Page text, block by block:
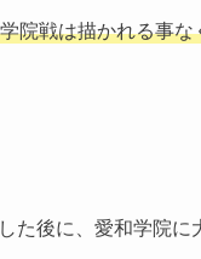
院戦は描かれる事
た後に、愛和学院に